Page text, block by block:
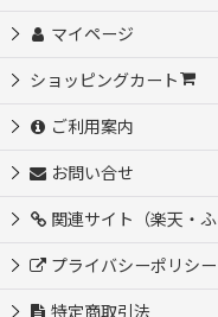
マイページ
ショッピングカート
ご利用案内
お問い合せ
関連サイト（楽天・
プライバシーポリシー
特定商取引法